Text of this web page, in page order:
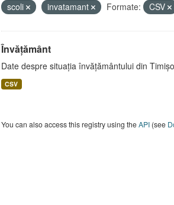
scoli
invatamant Formate: CSV
Învățământ
Date despre situația învățământului din
CSV
You can also access this registry using theAPI(see